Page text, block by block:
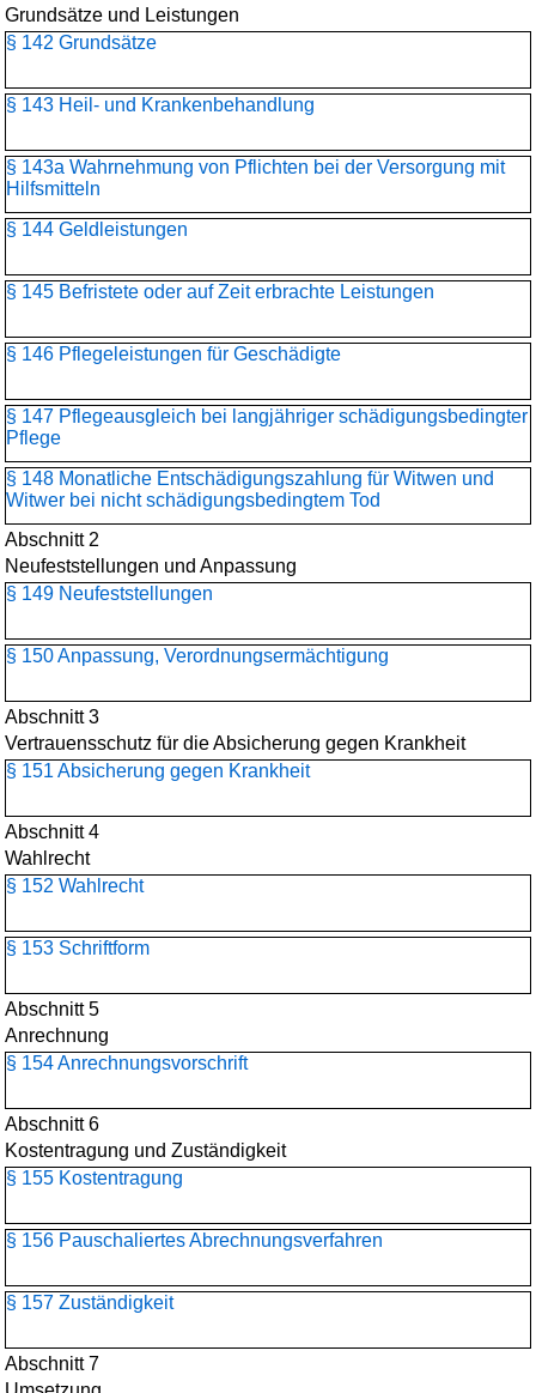
Grundsätze und Leistungen
§ 142 Grundsätze
§ 143 Heil- und Krankenbehandlung
§ 143a Wahrnehmung von Pflichten bei der Versorgung mit
Hilfsmitteln
§ 144 Geldleistungen
§ 145 Befristete oder auf Zeit erbrachte Leistungen
§ 146 Pflegeleistungen für Geschädigte
§ 147 Pflegeausgleich bei langjähriger schädigungsbedingter
Pflege
§ 148 Monatliche Entschädigungszahlung für Witwen und
Witwer bei nicht schädigungsbedingtem Tod
Abschnitt 2
Neufeststellungen und Anpassung
§ 149 Neufeststellungen
§ 150 Anpassung, Verordnungsermächtigung
Abschnitt 3
Vertrauensschutz für die Absicherung gegen Krankheit
§ 151 Absicherung gegen Krankheit
Abschnitt 4
Wahlrecht
§ 152 Wahlrecht
§ 153 Schriftform
Abschnitt 5
Anrechnung
§ 154 Anrechnungsvorschrift
Abschnitt 6
Kostentragung und Zuständigkeit
§ 155 Kostentragung
§ 156 Pauschaliertes Abrechnungsverfahren
§ 157 Zuständigkeit
Abschnitt 7